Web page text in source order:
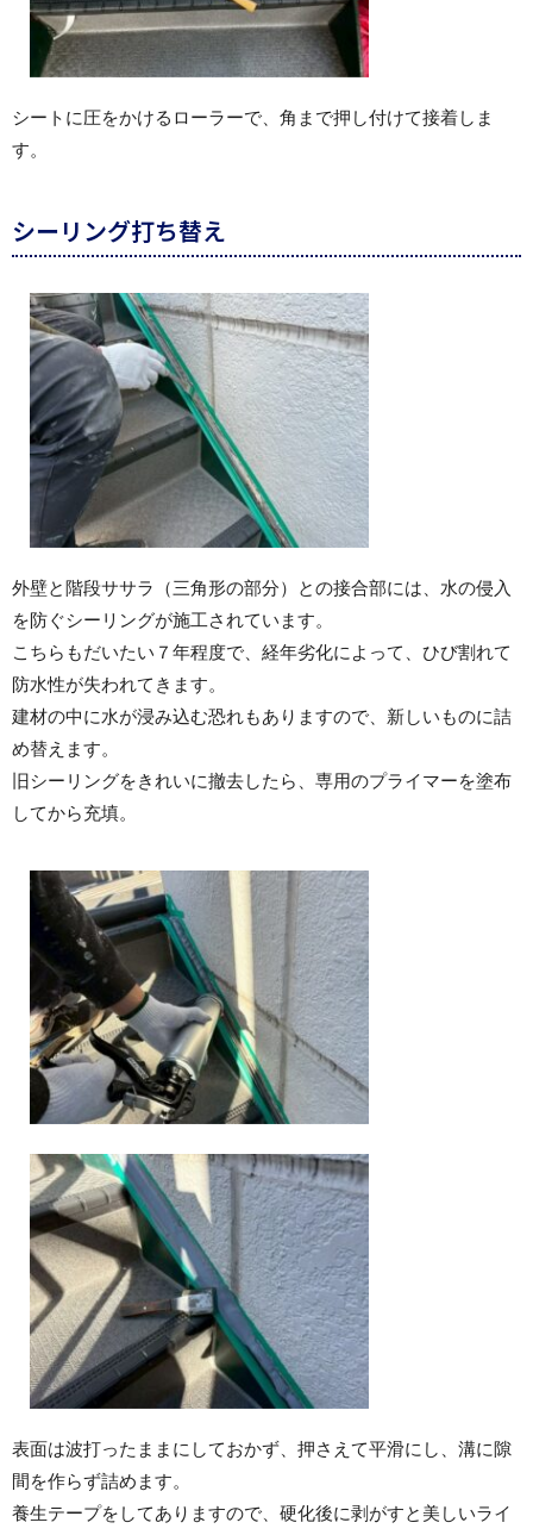
シートに圧をかけるローラーで、角まで押し付けて接着しま
す。
シーリング打ち替え
外壁と階段ササラ（三角形の部分）との接合部には、水の侵入
を防ぐシーリングが施工されています。
こちらもだいたい７年程度で、経年劣化によって、ひび割れて
防水性が失われてきます。
建材の中に水が浸み込む恐れもありますので、新しいものに詰
め替えます。
旧シーリングをきれいに撤去したら、専用のプライマーを塗布
してから充填。
表面は波打ったままにしておかず、押さえて平滑にし、溝に隙
間を作らず詰めます。
養生テープをしてありますので、硬化後に剥がすと美しいライ